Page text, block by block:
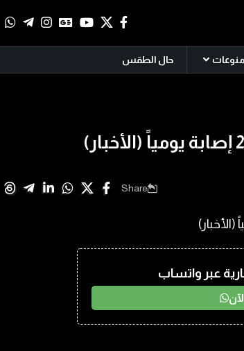
منوعات حال الطقس
Share
عبر واتساب